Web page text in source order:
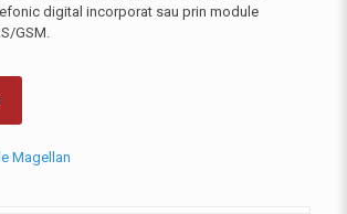
digital incorporat sau prin module
GSM.
Magellan